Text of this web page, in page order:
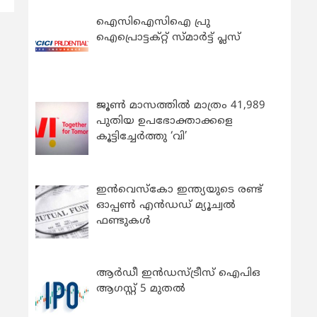
ഐസിഐസിഐ പ്രു
ഐപ്രൊട്ടക്റ്റ് സ്മാർട്ട് പ്ലസ്
ജൂൺ മാസത്തിൽ മാത്രം 41,989
പുതിയ ഉപഭോക്താക്കളെ
കൂട്ടിച്ചേർത്തു ‘വി’
ഇന്‍വെസ്കോ ഇന്ത്യയുടെ രണ്ട്
ഓപ്പണ്‍ എന്‍ഡഡ് മ്യൂച്വല്‍
ഫണ്ടുകള്‍
ആർഡീ ഇൻഡസ്ട്രീസ് ഐപിഒ
ആഗസ്റ്റ് 5 മുതൽ